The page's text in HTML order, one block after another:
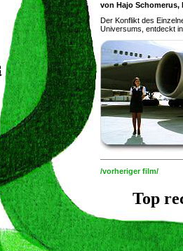
von Hajo Schomerus,
Der Konflikt des
Universums, entdeckt
/vorheriger film/
Top